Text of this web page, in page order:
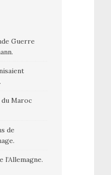
Guerre
Maroc
de
l’Allemagne.